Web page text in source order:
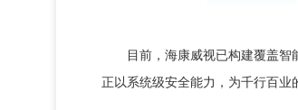
目前，海康威视已构建覆盖智能
正以系统级安全能力，为千行百业